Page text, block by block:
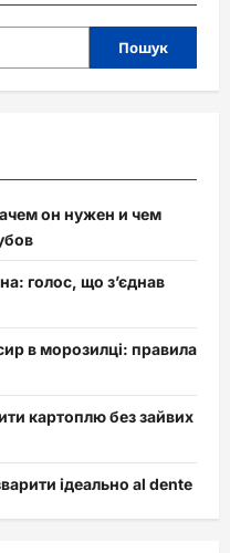
Пошук
он нужен и чем
голос, що з’єднав
в морозилці: правила
картоплю без зайвих
ідеально al dente